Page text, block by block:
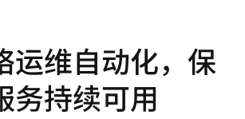
运维自动化，保
务持续可用